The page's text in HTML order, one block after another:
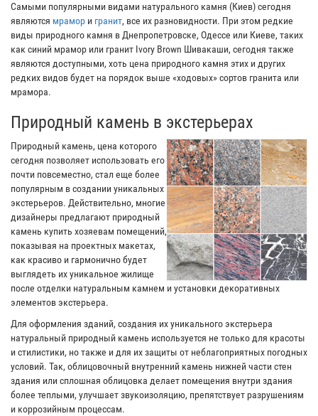
Самыми популярными видами натурального камня (Киев) сегодня
являются мрамор и гранит, все их разновидности. При этом редкие
виды природного камня в Днепропетровске, Одессе или Киеве, таких
как синий мрамор или гранит Ivory Brown Шивакаши, сегодня также
являются доступными, хоть цена природного камня этих и других
редких видов будет на порядок выше «ходовых» сортов гранита или
мрамора.
Природный камень в экстерьерах
Природный камень, цена которого
сегодня позволяет использовать его
почти повсеместно, стал еще более
популярным в создании уникальных
экстерьеров. Действительно, многие
дизайнеры предлагают природный
камень купить хозяевам помещений,
показывая на проектных макетах,
как красиво и гармонично будет
выглядеть их уникальное жилище
после отделки натуральным камнем и установки декоративных
элементов экстерьера.
Для оформления зданий, создания их уникального экстерьера
натуральный природный камень используется не только для красоты
и стилистики, но также и для их защиты от неблагоприятных погодных
условий. Так, облицовочный внутренний камень нижней части стен
здания или сплошная облицовка делает помещения внутри здания
более теплыми, улучшает звукоизоляцию, препятствует разрушениям
и коррозийным процессам.